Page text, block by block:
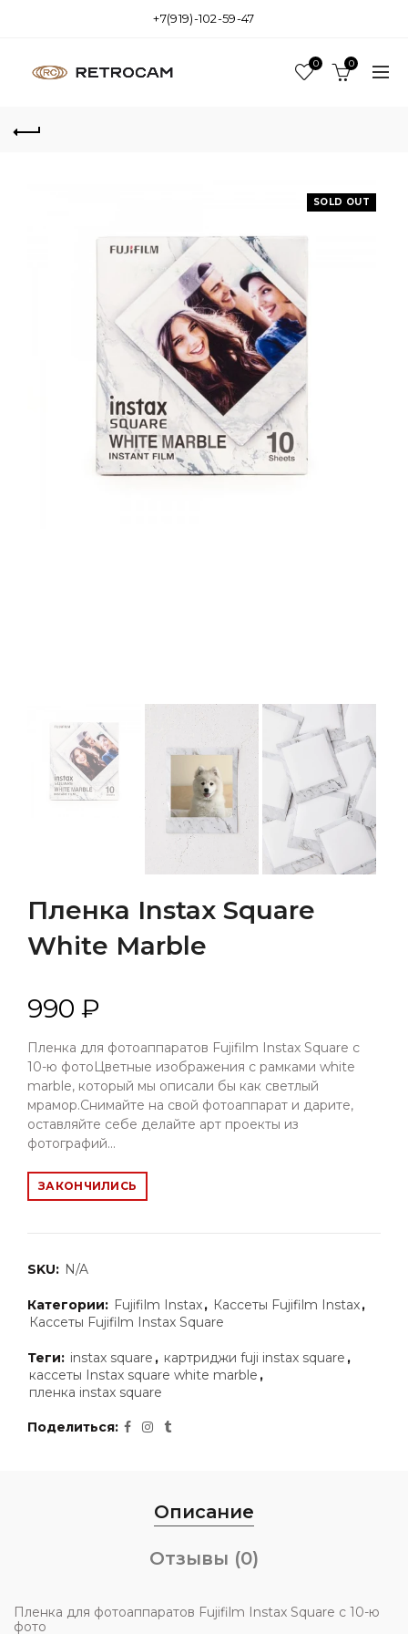
+7(919)-102-59-47
0 0
SOLD OUT
Пленка Instax Square
White Marble
990 ₽
Пленка для фотоаппаратов Fujifilm Instax Square с
10-ю фотоЦветные изображения с рамками white
marble, который мы описали бы как светлый
мрамор.Снимайте на свой фотоаппарат и дарите,
оставляйте себе делайте арт проекты из
фотографий...
ЗАКОНЧИЛИСЬ
SKU: N/A
Категории: Fujifilm Instax, Кассеты Fujifilm Instax,
Кассеты Fujifilm Instax Square
Теги: instax square , картриджи fuji instax square ,
кассеты Instax square white marble ,
пленка instax square
Поделиться
Описание
Отзывы (0)
Пленка для фотоаппаратов Fujifilm Instax Square с 10-ю
фото